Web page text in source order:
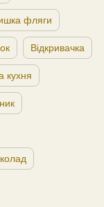
фляги
Відкривачка
кухня